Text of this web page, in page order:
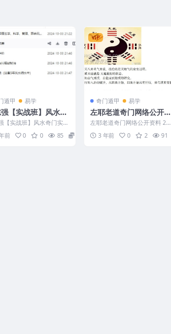
遁甲 易学
【实战班】风水奇
录播课+z线上辅导
【实战班】风水奇门实战
+z线上辅导 241053 ├─
老李】听...
前 0 0 85
VIP
奇门遁甲 易学
左耶老道奇门网络公开资
料266页pdf
左耶老道奇门网络公开资料 231
3 年前 0 2 91